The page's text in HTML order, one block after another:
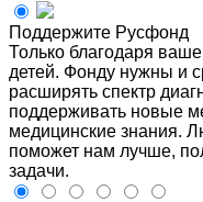
Поддержите Русфонд
Только благодаря
детей. Фонду нужны и
расширять спектр
поддерживать новые
медицинские знания.
поможет нам лучше,
задачи.